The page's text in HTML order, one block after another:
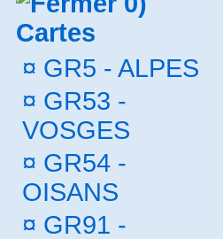
Cartes
¤ GR5 - ALPES
¤ GR53 -
VOSGES
¤ GR54 -
OISANS
¤ GR91 -